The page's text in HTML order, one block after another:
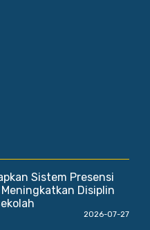
Sistem Presensi
Disiplin
2026-07-27